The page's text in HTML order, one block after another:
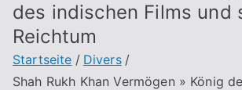
des indischen Films und
Reichtum
Startseite
Divers
Shah Rukh Khan Vermögen » König